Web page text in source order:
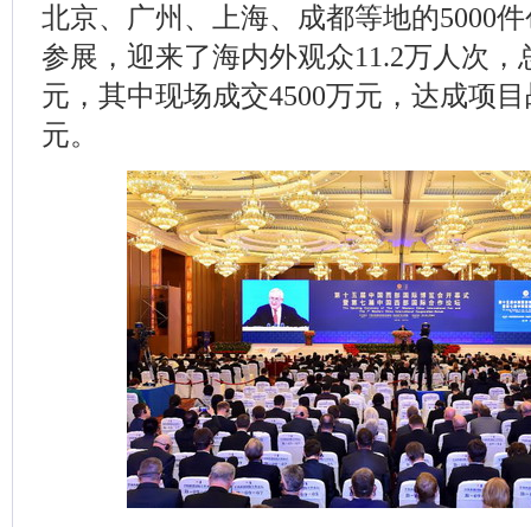
北京、广州、上海、成都等地的5000
参展，迎来了海内外观众11.2万人次，
元，其中现场成交4500万元，达成项
元。